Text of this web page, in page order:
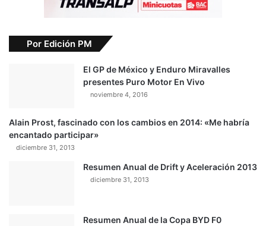
Por Edición PM
El GP de México y Enduro Miravalles
presentes Puro Motor En Vivo
noviembre 4, 2016
Alain Prost, fascinado con los cambios en 2014: «Me habría
encantado participar»
diciembre 31, 2013
Resumen Anual de Drift y Aceleración 2013
diciembre 31, 2013
Resumen Anual de la Copa BYD F0